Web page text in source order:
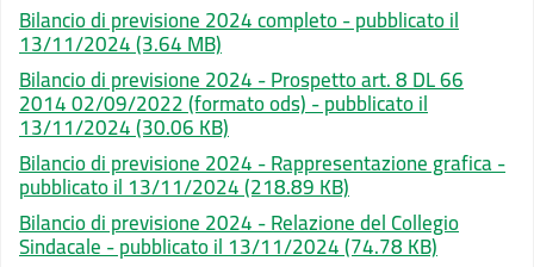
Bilancio di previsione 2024 completo - pubblicato il
13/11/2024(3.64 MB)
Bilancio di previsione 2024 - Prospetto art. 8 DL 66
2014 02/09/2022 (formato ods) - pubblicato il
13/11/2024(30.06 KB)
Bilancio di previsione 2024 - Rappresentazione grafica -
pubblicato il 13/11/2024(218.89 KB)
Bilancio di previsione 2024 - Relazione del Collegio
Sindacale - pubblicato il 13/11/2024(74.78 KB)